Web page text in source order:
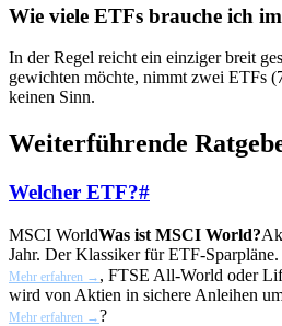
Wie viele ETFs brauche ich
In der Regel reicht ein einziger breit
gewichten möchte, nimmt zwei ETFs
keinen Sinn.
Weiterführende
Welcher ETF?#
MSCI WorldWas ist MSCI World?
Jahr. Der Klassiker für ETF-Sparpläne.
Mehr erfahren → , FTSE All-World oder
wird von Aktien in sichere Anleihen
Mehr erfahren →?